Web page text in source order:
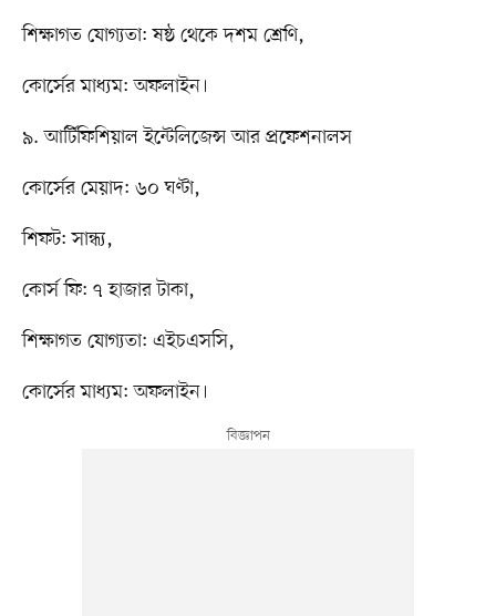
শিক্ষাগত যোগ্যতা: ষষ্ঠ থেকে দশম শ্রেণি,
কোর্সের মাধ্যম: অফলাইন।
৯. আর্টিফিশিয়াল ইন্টেলিজেন্স আর প্রফেশনালস
কোর্সের মেয়াদ: ৬০ ঘণ্টা,
শিফট: সান্ধ্য,
কোর্স ফি: ৭ হাজার টাকা,
শিক্ষাগত যোগ্যতা: এইচএসসি,
কোর্সের মাধ্যম: অফলাইন।